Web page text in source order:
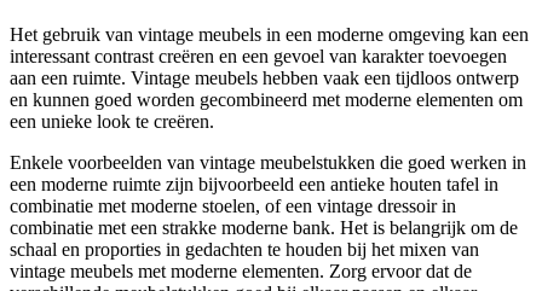
Het gebruik van vintage meubels in een moderne omgeving kan een
interessant contrast creëren en een gevoel van karakter toevoegen
aan een ruimte. Vintage meubels hebben vaak een tijdloos ontwerp
en kunnen goed worden gecombineerd met moderne elementen om
een unieke look te creëren.
Enkele voorbeelden van vintage meubelstukken die goed werken in
een moderne ruimte zijn bijvoorbeeld een antieke houten tafel in
combinatie met moderne stoelen, of een vintage dressoir in
combinatie met een strakke moderne bank. Het is belangrijk om de
schaal en proporties in gedachten te houden bij het mixen van
vintage meubels met moderne elementen. Zorg ervoor dat de